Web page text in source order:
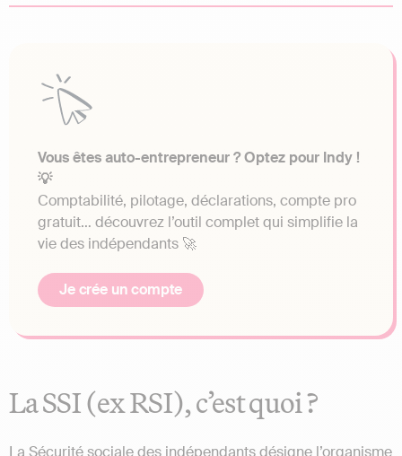
Vous êtes auto-entrepreneur ? Optez pour Indy !
💡
Comptabilité, pilotage, déclarations, compte pro
gratuit… découvrez l’outil complet qui simplifie la
vie des indépendants 🚀
Je crée un compte
La SSI (ex RSI), c’est quoi ?